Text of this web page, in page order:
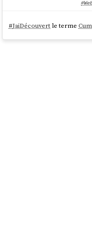
#JaiDécouvertle terme